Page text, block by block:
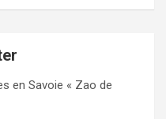
en Savoie « Zao de